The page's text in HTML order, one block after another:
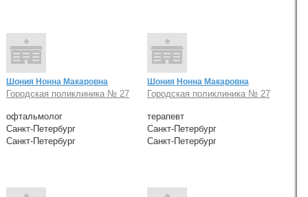
Шония Нонна Макаровна
Городская поликлиника № 27
офтальмолог
Санкт-Петербург
Санкт-Петербург
Шония Нонна Макаровна
Городская поликлиника № 27
терапевт
Санкт-Петербург
Санкт-Петербург